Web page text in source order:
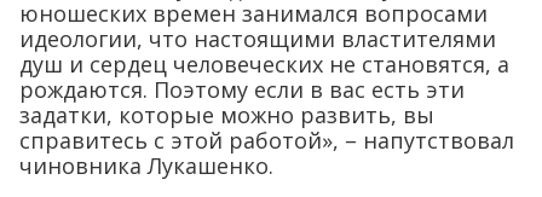
юношеских времен занимался вопросами
идеологии, что настоящими властителями
душ и сердец человеческих не становятся, а
рождаются. Поэтому если в вас есть эти
задатки, которые можно развить, вы
справитесь с этой работой», – напутствовал
чиновника Лукашенко.